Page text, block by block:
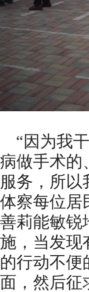
“因为我
病做手术的
服务，所以
体察每位居
善莉能敏锐
施，当发现
的行动不便
面，然后征